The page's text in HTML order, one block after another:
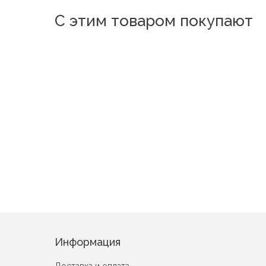
С этим товаром покупают
Информация